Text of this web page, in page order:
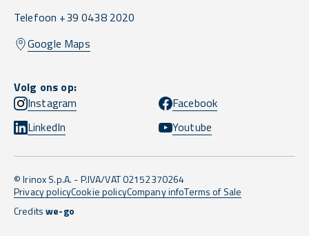
Telefoon +39 0438 2020
Google Maps
Volg ons op:
Instagram
Facebook
LinkedIn
Youtube
© Irinox S.p.A. - P.IVA/VAT 02152370264
Privacy policyCookie policyCompany infoTerms of Sale
Creditswe-go